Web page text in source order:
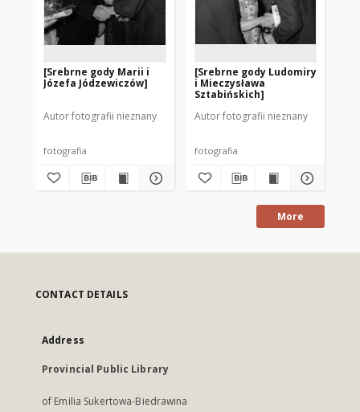
[Srebrne gody Marii i
Józefa Jódzewiczów]
Autor fotografii nieznany
fotografia
[Srebrne gody Ludomiry
i Mieczysława
Sztabińskich]
Autor fotografii nieznany
fotografia
More
CONTACT DETAILS
Address
Provincial Public Library
of Emilia Sukertowa-Biedrawina